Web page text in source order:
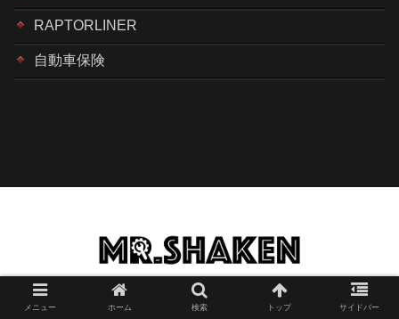
RAPTORLINER
自動車保険
©︎2022 ミスター車検 All Rights Reserved.
メニュー ホーム 検索 トップ サイドバー